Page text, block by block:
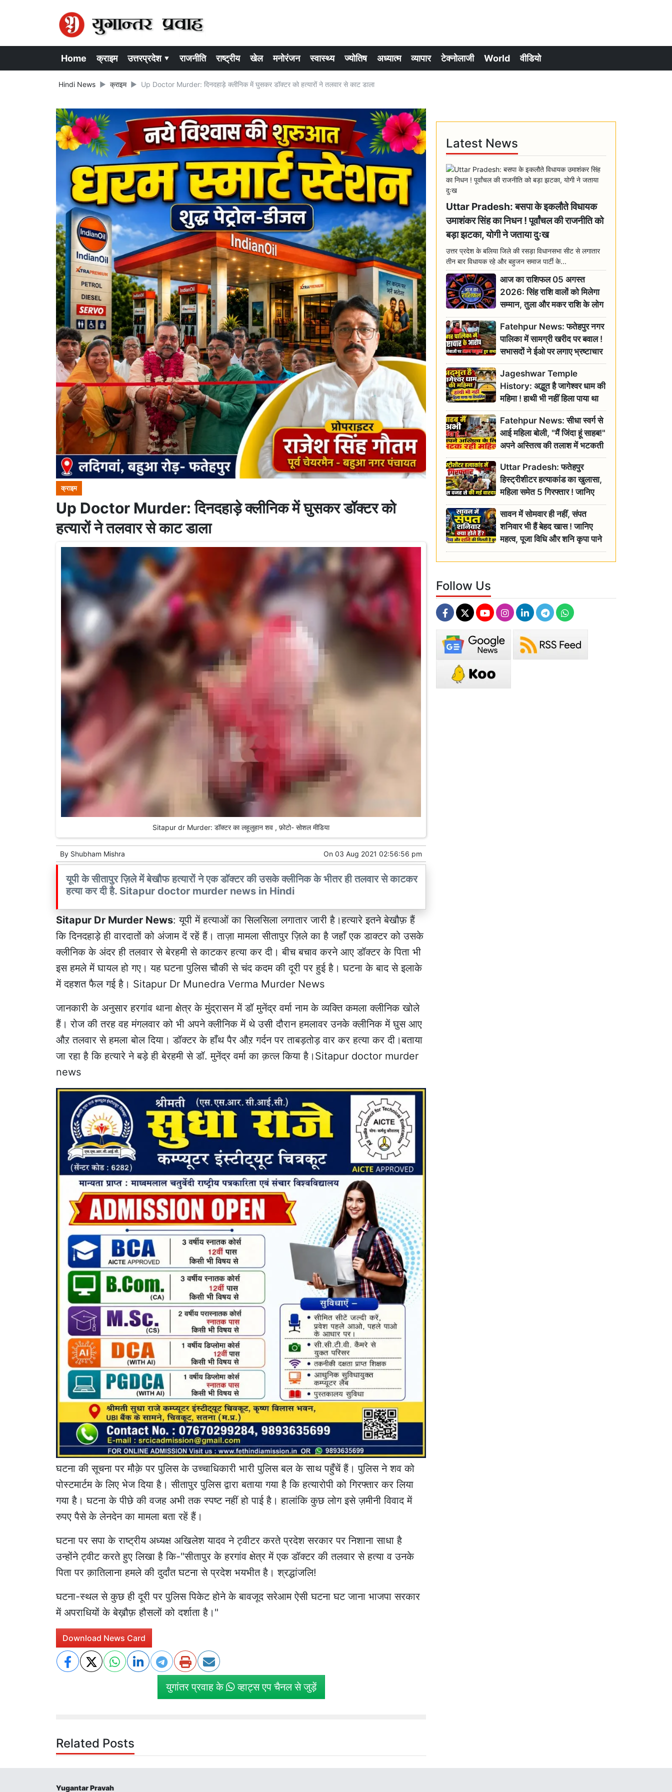
Home क्राइम उत्तरप्रदेश ▾ राजनीति राष्ट्रीय खेल मनोरंजन स्वास्थ्य ज्योतिष अध्यात्म व्यापार टेक्नोलाजी World वीडियो
Hindi News क्राइम Up Doctor Murder: दिनदहाड़े क्लीनिक में घुसकर डॉक्टर को हत्यारों ने तलवार से काट डाला
क्राइम
Up Doctor Murder: दिनदहाड़े क्लीनिक में घुसकर डॉक्टर को
हत्यारों ने तलवार से काट डाला
Sitapur dr Murder: डॉक्टर का लहूलुहान शव , फ़ोटो- सोशल मीडिया
By Shubham Mishra On 03 Aug 2021 02:56:56 pm
यूपी के सीतापुर ज़िले में बेखौफ हत्यारों ने एक डॉक्टर की उसके क्लीनिक के भीतर ही तलवार से काटकर
हत्या कर दी है. Sitapur doctor murder news in Hindi
Sitapur Dr Murder News: यूपी में हत्याओं का सिलसिला लगातार जारी है।हत्यारे इतने बेखौफ़ हैं
कि दिनदहाड़े ही वारदातों को अंजाम दें रहें हैं। ताज़ा मामला सीतापुर ज़िले का है जहाँ एक डाक्टर को उसके
क्लीनिक के अंदर ही तलवार से बेरहमी से काटकर हत्या कर दी। बीच बचाव करने आए डॉक्टर के पिता भी
इस हमले में घायल हो गए। यह घटना पुलिस चौकी से चंद कदम की दूरी पर हुई है। घटना के बाद से इलाके
में दहशत फैल गई है। Sitapur Dr Munedra Verma Murder News
जानकारी के अनुसार हरगांव थाना क्षेत्र के मुंद्रासन में डॉ मुनेंद्र वर्मा नाम के व्यक्ति कमला क्लीनिक खोले
हैं। रोज की तरह वह मंगलवार को भी अपने क्लीनिक में थे उसी दौरान हमलावर उनके क्लीनिक में घुस आए
औऱ तलवार से हमला बोल दिया। डॉक्टर के हाँथ पैर औऱ गर्दन पर ताबड़तोड़ वार कर हत्या कर दी।बताया
जा रहा है कि हत्यारे ने बड़े ही बेरहमी से डॉ. मुनेंद्र वर्मा का क़त्ल किया है।Sitapur doctor murder
news
घटना की सूचना पर मौक़े पर पुलिस के उच्चाधिकारी भारी पुलिस बल के साथ पहुँचें हैं। पुलिस ने शव को
पोस्टमार्टम के लिए भेज दिया है। सीतापुर पुलिस द्वारा बताया गया है कि हत्यारोपी को गिरफ्तार कर लिया
गया है। घटना के पीछे की वजह अभी तक स्पष्ट नहीं हो पाई है। हालांकि कुछ लोग इसे ज़मीनी विवाद में
रुपए पैसे के लेनदेन का मामला बता रहें हैं।
घटना पर सपा के राष्ट्रीय अध्यक्ष अखिलेश यादव ने ट्वीटर करते प्रदेश सरकार पर निशाना साधा है
उन्होंने ट्वीट करते हुए लिखा है कि-"सीतापुर के हरगांव क्षेत्र में एक डॉक्टर की तलवार से हत्या व उनके
पिता पर क़ातिलाना हमले की दुर्दांत घटना से प्रदेश भयभीत है। श्रद्धांजलि!
घटना-स्थल से कुछ ही दूरी पर पुलिस पिकेट होने के बावजूद सरेआम ऐसी घटना घट जाना भाजपा सरकार
में अपराधियों के बेख़ौफ़ हौसलों को दर्शाता है।"
Download News Card
युगांतर प्रवाह के व्हाट्स एप चैनल से जुड़ें
Related Posts
Latest News
Uttar Pradesh: बसपा के इकलौते विधायक
उमाशंकर सिंह का निधन ! पूर्वांचल की राजनीति को
बड़ा झटका, योगी ने जताया दुःख
उत्तर प्रदेश के बलिया जिले की रसड़ा विधानसभा सीट से लगातार
तीन बार विधायक रहे और बहुजन समाज पार्टी के...
आज का राशिफल 05 अगस्त
2026: सिंह राशि वालों को मिलेगा
सम्मान, तुला और मकर राशि के लोग
रहें सतर्क
Fatehpur News: फतेहपुर नगर
पालिका में सामग्री खरीद पर बवाल !
सभासदों ने ईओ पर लगाए भ्रष्टाचार
के गंभीर आरोप
Jageshwar Temple
History: अद्भुत है जागेश्वर धाम की
महिमा ! हाथी भी नहीं हिला पाया था
शिवलिंग, जानिए क्या है इसका
इतिहास
Fatehpur News: सीधा स्वर्ग से
आई महिला बोली, "मैं जिंदा हूं साहब!"
अपने अस्तित्व की तलाश में भटकती
रही बुजुर्ग, एसडीएम ने दिए जांच के
आदेश
Uttar Pradesh: फतेहपुर
हिस्ट्रीशीटर हत्याकांड का खुलासा,
महिला समेत 5 गिरफ्तार ! जानिए
क्या था कनेक्शन?
सावन में सोमवार ही नहीं, संपत
शनिवार भी हैं बेहद खास ! जानिए
महत्व, पूजा विधि और शनि कृपा पाने
के आसान उपाय
Follow Us
Yugantar Pravah